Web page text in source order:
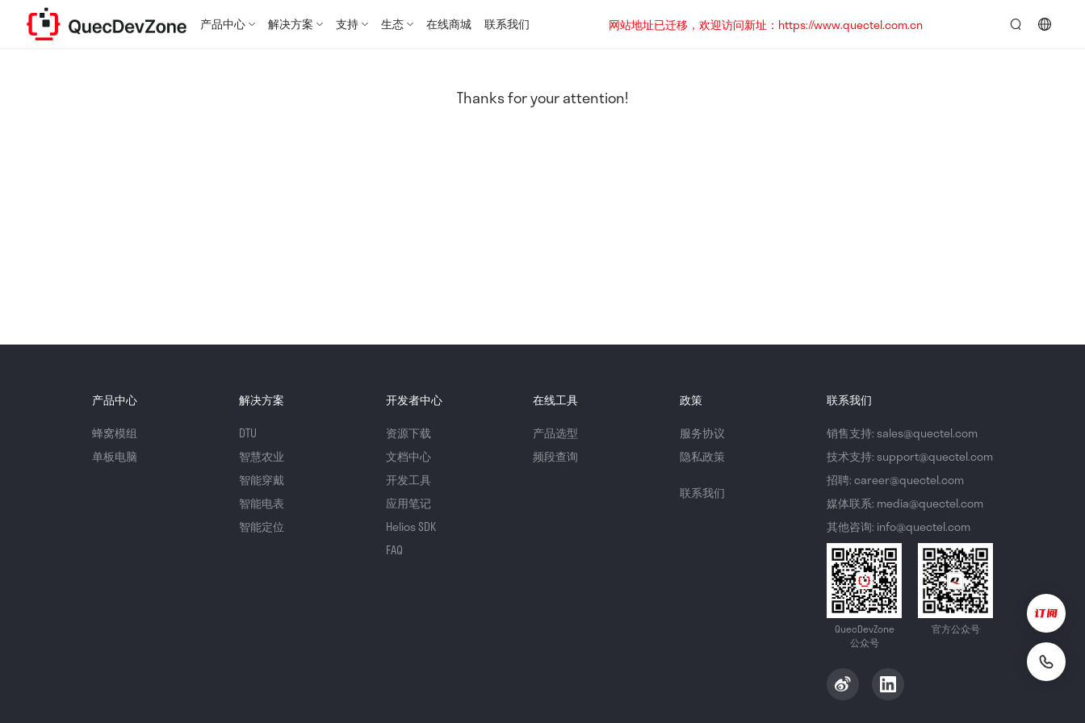
产品中心 解决方案 支持 生态 在线商城 联系我们
网站地址已迁移，欢迎访问新址：https://www.quectel.com.cn
Thanks for your attention!
产品中心
蜂窝模组
单板电脑
解决方案
DTU
智慧农业
智能穿戴
智能电表
智能定位
开发者中心
资源下载
文档中心
开发工具
应用笔记
Helios SDK
FAQ
在线工具
产品选型
频段查询
政策
服务协议
隐私政策
联系我们
联系我们
销售支持: sales@quectel.com
技术支持: support@quectel.com
招聘: career@quectel.com
媒体联系: media@quectel.com
其他咨询: info@quectel.com
QuecDevZone
公众号
官方公众号